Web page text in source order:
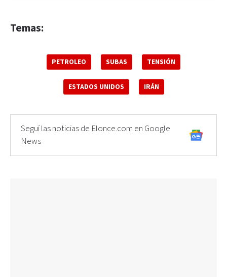
Temas:
PETROLEO SUBAS TENSIÓN
ESTADOS UNIDOS IRÁN
Seguí las noticias de Elonce.com en Google
News